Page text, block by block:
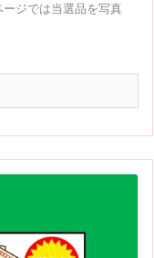
ジでは当選品を写真